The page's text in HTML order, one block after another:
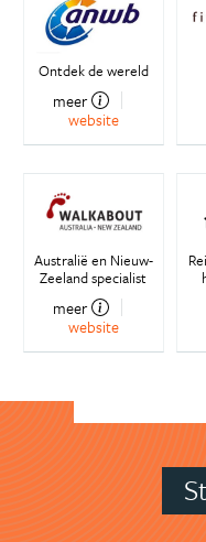
Ontdek de wereld
meer
website
Australië en Nieuw-
Zeeland specialist
meer
website